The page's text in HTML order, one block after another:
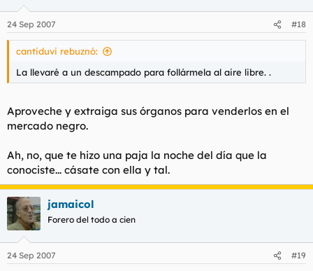
24 Sep 2007 #18
cantiduvi rebuznó:
La llevaré a un descampado para follármela al aire libre. .
Aproveche y extraiga sus órganos para venderlos en el
mercado negro.
Ah, no, que te hizo una paja la noche del día que la
conociste... cásate con ella y tal.
jamaicol
Forero del todo a cien
24 Sep 2007 #19